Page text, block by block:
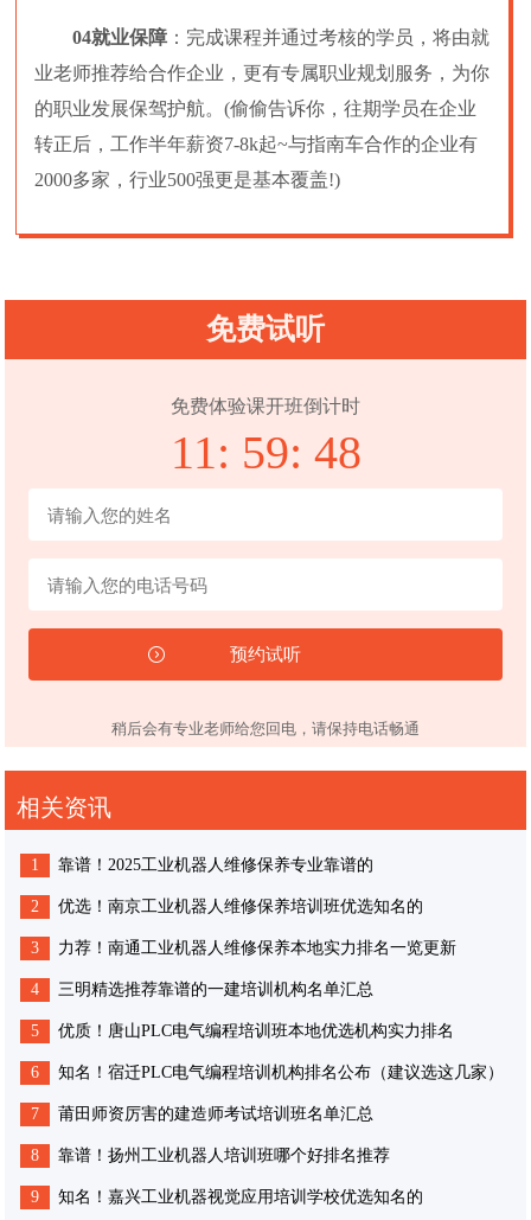
04就业保障 ：完成课程并通过考核的学员，将由就
业老师推荐给合作企业，更有专属职业规划服务，为你
的职业发展保驾护航。(偷偷告诉你，往期学员在企业
转正后，工作半年薪资7-8k起~与指南车合作的企业有
2000多家，行业500强更是基本覆盖!)
免费试听
免费体验课开班倒计时
11: 59: 47
稍后会有专业老师给您回电，请保持电话畅通
相关资讯
1 靠谱！2025工业机器人维修保养专业靠谱的
2 优选！南京工业机器人维修保养培训班优选知名的
3 力荐！南通工业机器人维修保养本地实力排名一览更新
4 三明精选推荐靠谱的一建培训机构名单汇总
5 优质！唐山PLC电气编程培训班本地优选机构实力排名
6 知名！宿迁PLC电气编程培训机构排名公布（建议选这几家）
7 莆田师资厉害的建造师考试培训班名单汇总
8 靠谱！扬州工业机器人培训班哪个好排名推荐
9 知名！嘉兴工业机器视觉应用培训学校优选知名的